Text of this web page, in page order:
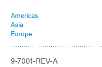
Americas
Asia
Europe
9-7001-REV-A